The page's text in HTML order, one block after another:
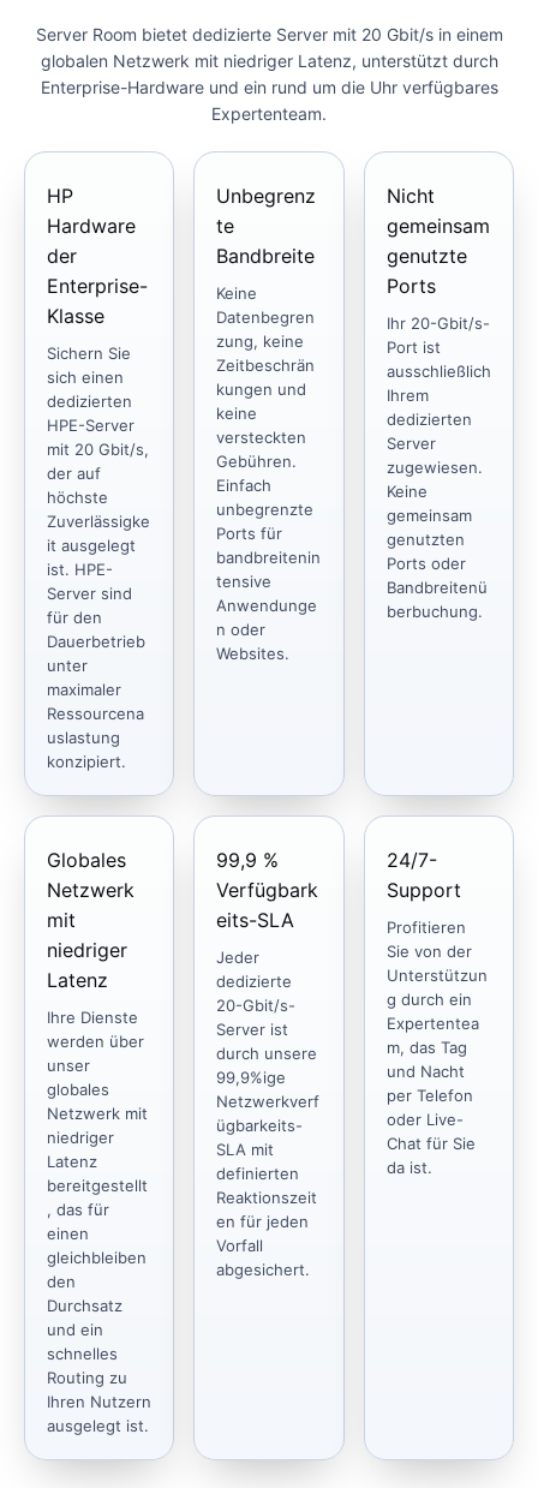
Server Room bietet dedizierte Server mit 20 Gbit/s in einem
globalen Netzwerk mit niedriger Latenz, unterstützt durch
Enterprise-Hardware und ein rund um die Uhr verfügbares
Expertenteam.
HP
Hardware
der
Enterprise-
Klasse
Sichern Sie
sich einen
dedizierten
HPE-Server
mit 20 Gbit/s,
der auf
höchste
Zuverlässigke
it ausgelegt
ist. HPE-
Server sind
für den
Dauerbetrieb
unter
maximaler
Ressourcena
uslastung
konzipiert.
Unbegrenz
te
Bandbreite
Keine
Datenbegren
zung, keine
Zeitbeschrän
kungen und
keine
versteckten
Gebühren.
Einfach
unbegrenzte
Ports für
bandbreitenin
tensive
Anwendunge
n oder
Websites.
Nicht
gemeinsam
genutzte
Ports
Ihr 20-Gbit/s-
Port ist
ausschließlich
Ihrem
dedizierten
Server
zugewiesen.
Keine
gemeinsam
genutzten
Ports oder
Bandbreitenü
berbuchung.
Globales
Netzwerk
mit
niedriger
Latenz
Ihre Dienste
werden über
unser
globales
Netzwerk mit
niedriger
Latenz
bereitgestellt
, das für
einen
gleichbleiben
den
Durchsatz
und ein
schnelles
Routing zu
Ihren Nutzern
ausgelegt ist.
99,9 %
Verfügbark
eits-SLA
Jeder
dedizierte
20-Gbit/s-
Server ist
durch unsere
99,9%ige
Netzwerkverf
ügbarkeits-
SLA mit
definierten
Reaktionszeit
en für jeden
Vorfall
abgesichert.
24/7-
Support
Profitieren
Sie von der
Unterstützun
g durch ein
Expertentea
m, das Tag
und Nacht
per Telefon
oder Live-
Chat für Sie
da ist.